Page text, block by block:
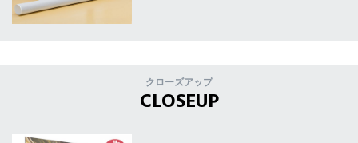
クローズアップ
CLOSEUP